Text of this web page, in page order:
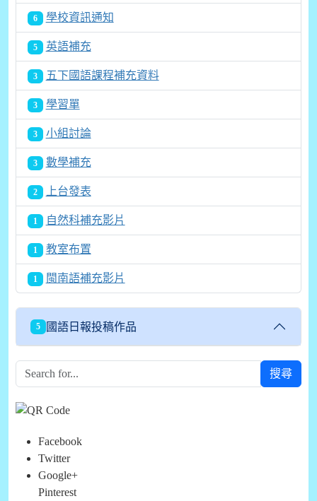
6 學校資訊通知
5 英語補充
3 五下國語課程補充資料
3 學習單
3 小組討論
3 數學補充
2 上台發表
1 自然科補充影片
1 教室布置
1 閩南語補充影片
5 國語日報投稿作品
搜尋
Facebook
Twitter
Google+
Pinterest